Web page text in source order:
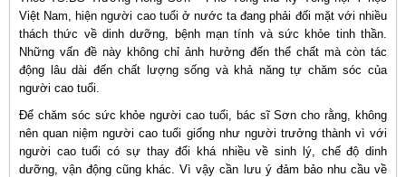
Việt Nam, hiện người cao tuổi ở nước ta đang phải đối mặt với nhiều
thách thức về dinh dưỡng, bệnh mạn tính và sức khỏe tinh thần.
Những vấn đề này không chỉ ảnh hưởng đến thể chất mà còn tác
động lâu dài đến chất lượng sống và khả năng tự chăm sóc của
người cao tuổi.
Để chăm sóc sức khỏe người cao tuổi, bác sĩ Sơn cho rằng, không
nên quan niệm người cao tuổi giống như người trưởng thành vì với
người cao tuổi có sự thay đổi khá nhiều về sinh lý, chế độ dinh
dưỡng, vận động cũng khác. Vì vậy cần lưu ý đảm bảo nhu cầu về